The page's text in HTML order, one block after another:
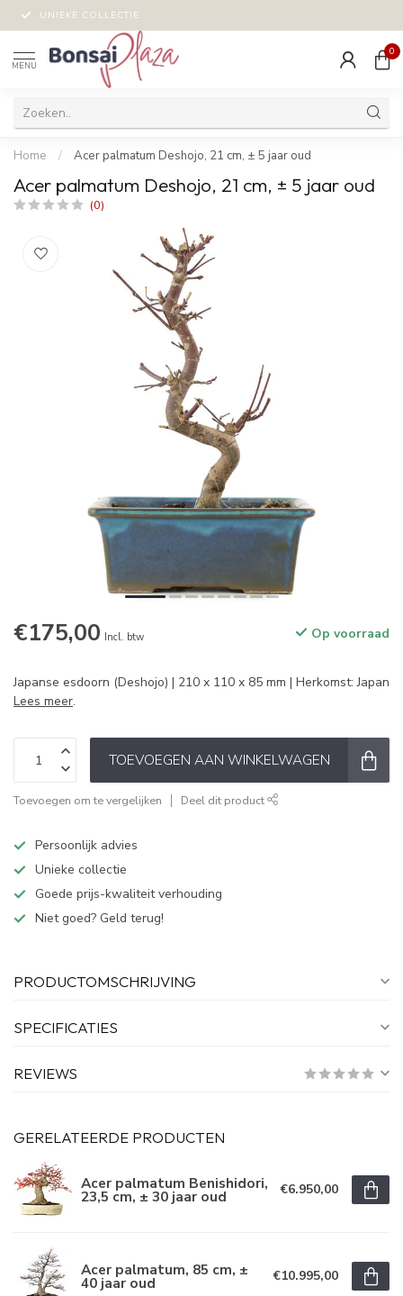
UNIEKE COLLECTIE
MENU
0
Home / Acer palmatum Deshojo, 21 cm, ± 5 jaar oud
Acer palmatum Deshojo, 21 cm, ± 5 jaar oud
(0)
€175,00 Incl. btw Op voorraad
Japanse esdoorn (Deshojo) | 210 x 110 x 85 mm | Herkomst: Japan
Lees meer.
TOEVOEGEN AAN WINKELWAGEN
Toevoegen om te vergelijken Deel dit product
Persoonlijk advies
Unieke collectie
Goede prijs-kwaliteit verhouding
Niet goed? Geld terug!
PRODUCTOMSCHRIJVING
SPECIFICATIES
REVIEWS
GERELATEERDE PRODUCTEN
Acer palmatum Benishidori,
23,5 cm, ± 30 jaar oud €6.950,00
Acer palmatum, 85 cm, ±
40 jaar oud €10.995,00